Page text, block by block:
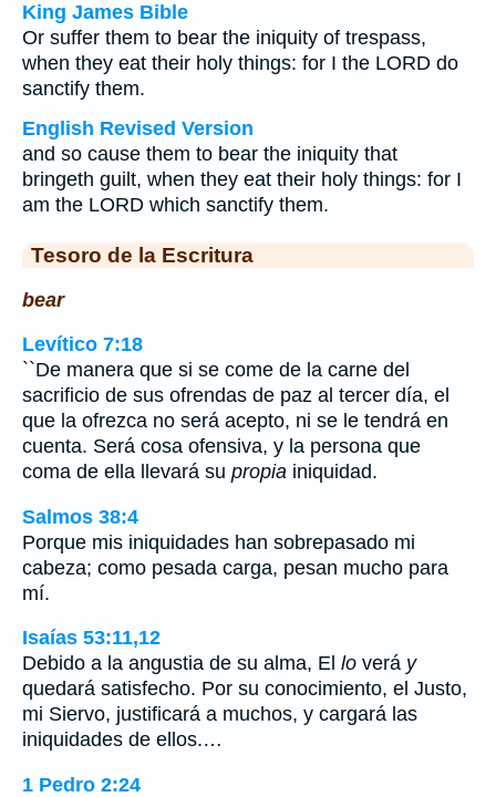
King James Bible
Or suffer them to bear the iniquity of trespass,
when they eat their holy things: for I the LORD do
sanctify them.
English Revised Version
and so cause them to bear the iniquity that
bringeth guilt, when they eat their holy things: for I
am the LORD which sanctify them.
Tesoro de la Escritura
bear
Levítico 7:18
``De manera que si se come de la carne del
sacrificio de sus ofrendas de paz al tercer día, el
que la ofrezca no será acepto, ni se le tendrá en
cuenta. Será cosa ofensiva, y la persona que
coma de ella llevará su propia iniquidad.
Salmos 38:4
Porque mis iniquidades han sobrepasado mi
cabeza; como pesada carga, pesan mucho para
mí.
Isaías 53:11,12
Debido a la angustia de su alma, El lo verá y
quedará satisfecho. Por su conocimiento, el Justo,
mi Siervo, justificará a muchos, y cargará las
iniquidades de ellos.…
1 Pedro 2:24